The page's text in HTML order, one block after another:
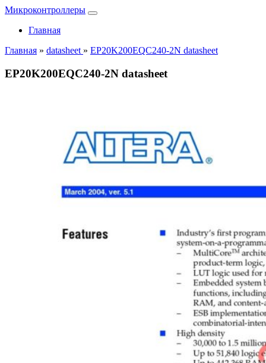
Микроконтроллеры
Главная
Главная » datasheet » EP20K200EQC240-2N datasheet
EP20K200EQC240-2N datasheet